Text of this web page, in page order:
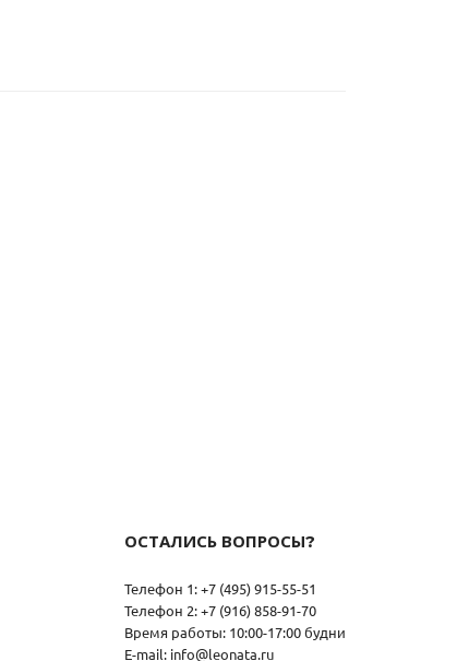
ОСТАЛИСЬ ВОПРОСЫ?
Телефон 1: +7 (495) 915-55-51
Телефон 2: +7 (916) 858-91-70
Время работы: 10:00-17:00 будни
E-mail: info@leonata.ru